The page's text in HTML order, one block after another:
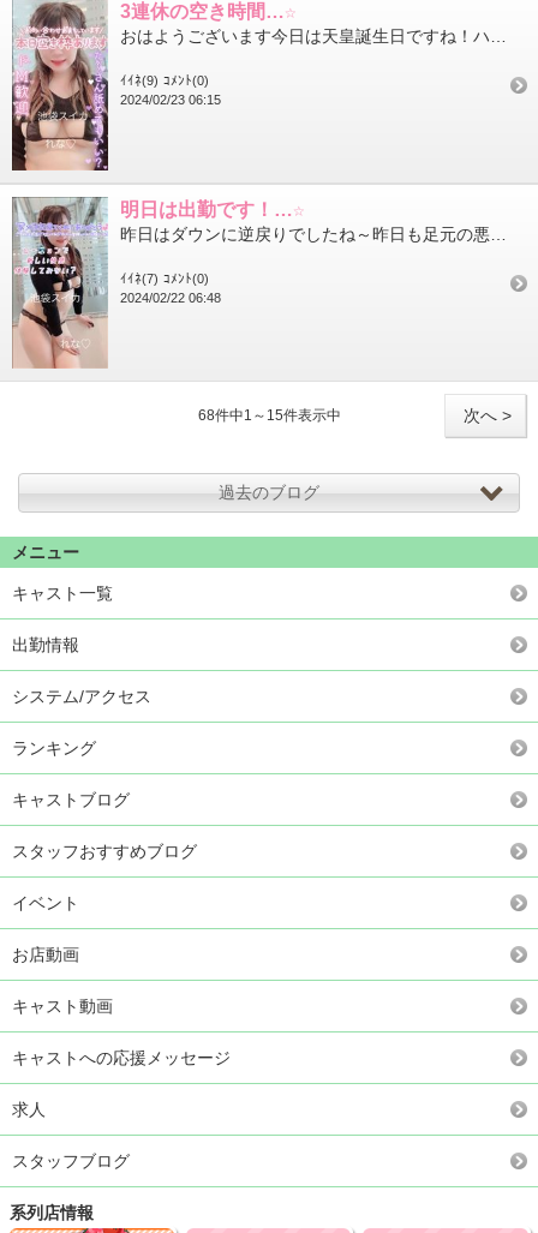
3連休の空き時間…☆
ｲｲﾈ(9) ｺﾒﾝﾄ(0)
2024/02/23 06:15
明日は出勤です！…☆
ｲｲﾈ(7) ｺﾒﾝﾄ(0)
2024/02/22 06:48
次へ >
68件中1～15件表示中
過去のブログ
メニュー
キャスト一覧
出勤情報
システム/アクセス
ランキング
キャストブログ
スタッフおすすめブログ
イベント
お店動画
キャスト動画
キャストへの応援メッセージ
求人
スタッフブログ
系列店情報